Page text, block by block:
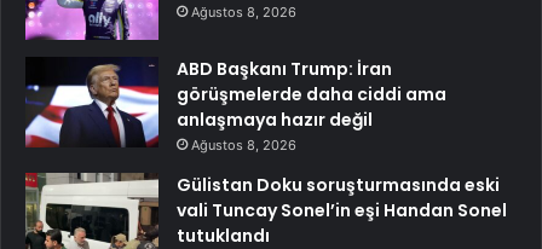
Ağustos 8, 2026
ABD Başkanı Trump: İran
görüşmelerde daha ciddi ama
anlaşmaya hazır değil
Ağustos 8, 2026
Gülistan Doku soruşturmasında eski
vali Tuncay Sonel’in eşi Handan Sonel
tutuklandı